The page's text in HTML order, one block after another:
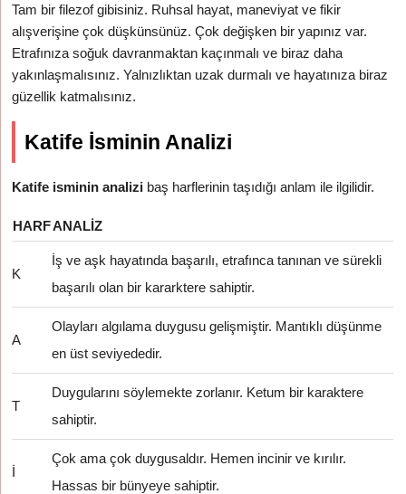
Tam bir filezof gibisiniz. Ruhsal hayat, maneviyat ve fikir
alışverişine çok düşkünsünüz. Çok değişken bir yapınız var.
Etrafınıza soğuk davranmaktan kaçınmalı ve biraz daha
yakınlaşmalısınız. Yalnızlıktan uzak durmalı ve hayatınıza biraz
güzellik katmalısınız.
Katife İsminin Analizi
Katife isminin analizi baş harflerinin taşıdığı anlam ile ilgilidir.
HARFANALIZ
K
İş ve aşk hayatında başarılı, etrafınca tanınan ve sürekli
başarılı olan bir kararktere sahiptir.
A
Olayları algılama duygusu gelişmiştir. Mantıklı düşünme
en üst seviyededir.
T
Duygularını söylemekte zorlanır. Ketum bir karaktere
sahiptir.
İ
Çok ama çok duygusaldır. Hemen incinir ve kırılır.
Hassas bir bünyeye sahiptir.